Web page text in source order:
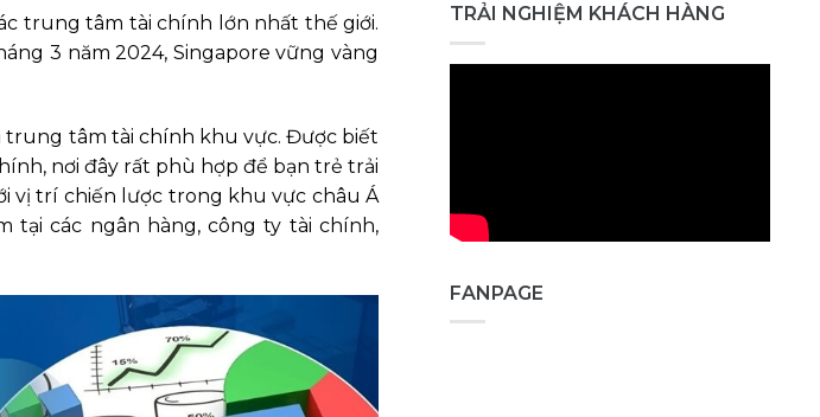
trung tâm tài chính lớn nhất thế giới.
3 năm 2024, Singapore vững vàng
trung tâm tài chính khu vực. Được biết
nơi đây rất phù hợp để bạn trẻ trải
vị trí chiến lược trong khu vực châu Á
tại các ngân hàng, công ty tài chính,
TRẢI NGHIỆM KHÁCH HÀNG
FANPAGE